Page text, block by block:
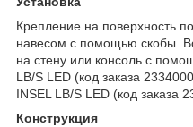
Крепление на поверхность
навесом c помощью скобы.
на стену или консоль с
LB/S LED (код заказа
INSEL LB/S LED (код заказа
Конструкция